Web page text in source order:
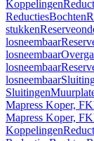
Koppelingen
ReductiesBochten
stukken
losneembaar
losneembaar
losneembaar
losneembaar
Sluitingen
Mapress Koper,
Mapress Koper,
Koppelingen